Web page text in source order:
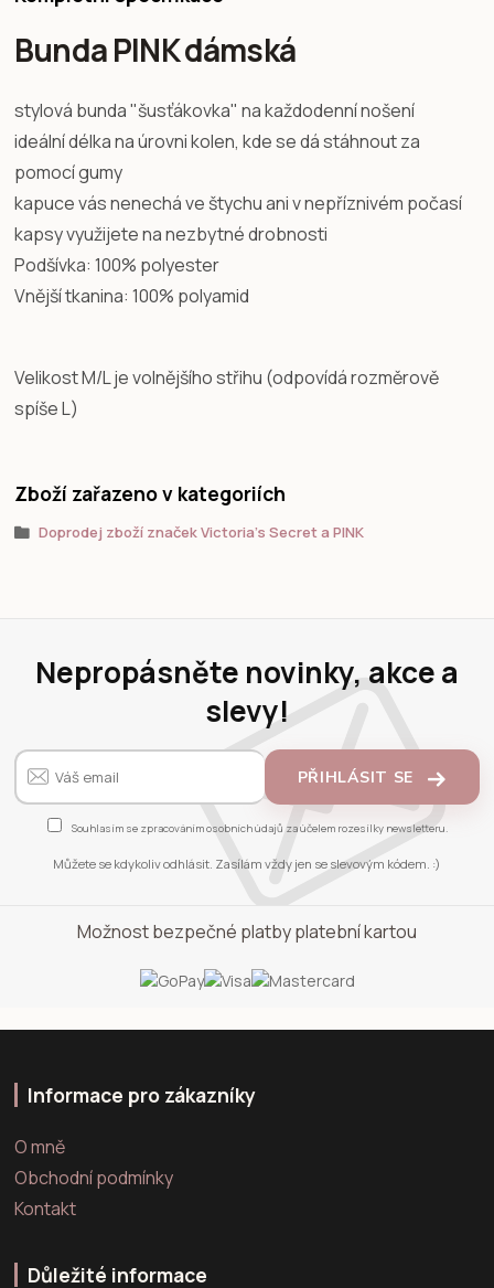
Bunda PINK dámská
stylová bunda "šusťákovka" na každodenní nošení
ideální délka na úrovni kolen, kde se dá stáhnout za
pomocí gumy
kapuce vás nenechá ve štychu ani v nepříznivém počasí
kapsy využijete na nezbytné drobnosti
Podšívka: 100% polyester
Vnější tkanina: 100% polyamid
Velikost M/L je volnějšího střihu (odpovídá rozměrově
spíše L)
Zboží zařazeno v kategoriích
Doprodej zboží značek Victoria's Secret a PINK
Nepropásněte novinky, akce a
slevy!
PŘIHLÁSIT SE
Souhlasím se zpracováním osobních údajů za účelem rozesílky newsletteru.
Můžete se kdykoliv odhlásit. Zasílám vždy jen se slevovým kódem. :)
Možnost bezpečné platby platební kartou
Informace pro zákazníky
O mně
Obchodní podmínky
Kontakt
Důležité informace